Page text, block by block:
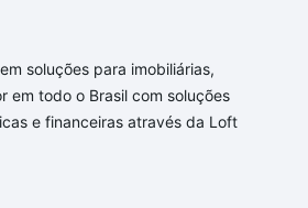
soluções para imobiliárias,
em todo o Brasil com soluções
e financeiras através da Loft